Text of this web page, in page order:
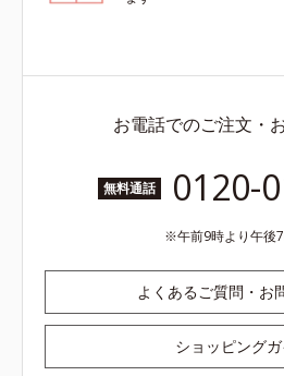
お電話でのご注文・
無料通話 0120-
午前9時より午後
よくあるご質問・お
ショッピング